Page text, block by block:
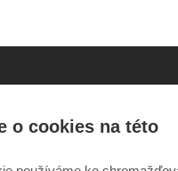
společnost Sirius
2011–2026
o cookies na této